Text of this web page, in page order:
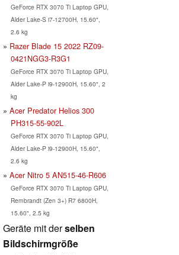
GeForce RTX 3070 Ti Laptop GPU,
Alder Lake-S i7-12700H, 15.60",
2.6 kg
Razer Blade 15 2022 RZ09-
0421NGG3-R3G1
GeForce RTX 3070 Ti Laptop GPU,
Alder Lake-P i9-12900H, 15.60", 2
kg
Acer Predator Helios 300
PH315-55-902L
GeForce RTX 3070 Ti Laptop GPU,
Alder Lake-P i9-12900H, 15.60",
2.6 kg
Acer Nitro 5 AN515-46-R606
GeForce RTX 3070 Ti Laptop GPU,
Rembrandt (Zen 3+) R7 6800H,
15.60", 2.5 kg
Geräte mit derselben
Bildschirmgröße